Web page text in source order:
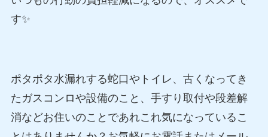
す✨
ポタポタ水漏れする蛇口やトイレ、古くなってき
たガスコンロや設備のこと、手すり取付や段差解
消などお住いのことであれこれ気になっているこ